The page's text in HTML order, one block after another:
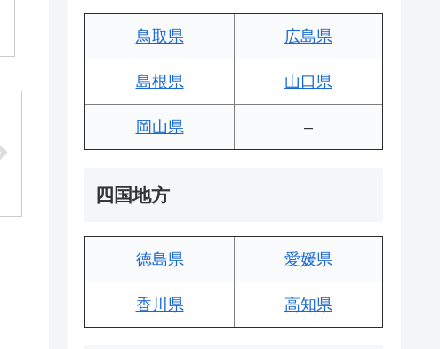
鳥取県 広島県
島根県 山口県
岡山県 –
四国地方
徳島県 愛媛県
香川県 高知県